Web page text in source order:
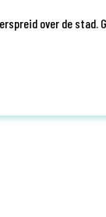
over de stad.